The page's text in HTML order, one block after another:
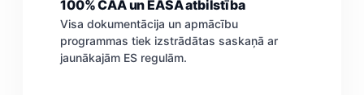
100% CAA un EASA atbilstība
Visa dokumentācija un apmācību
programmas tiek izstrādātas saskaņā ar
jaunākajām ES regulām.